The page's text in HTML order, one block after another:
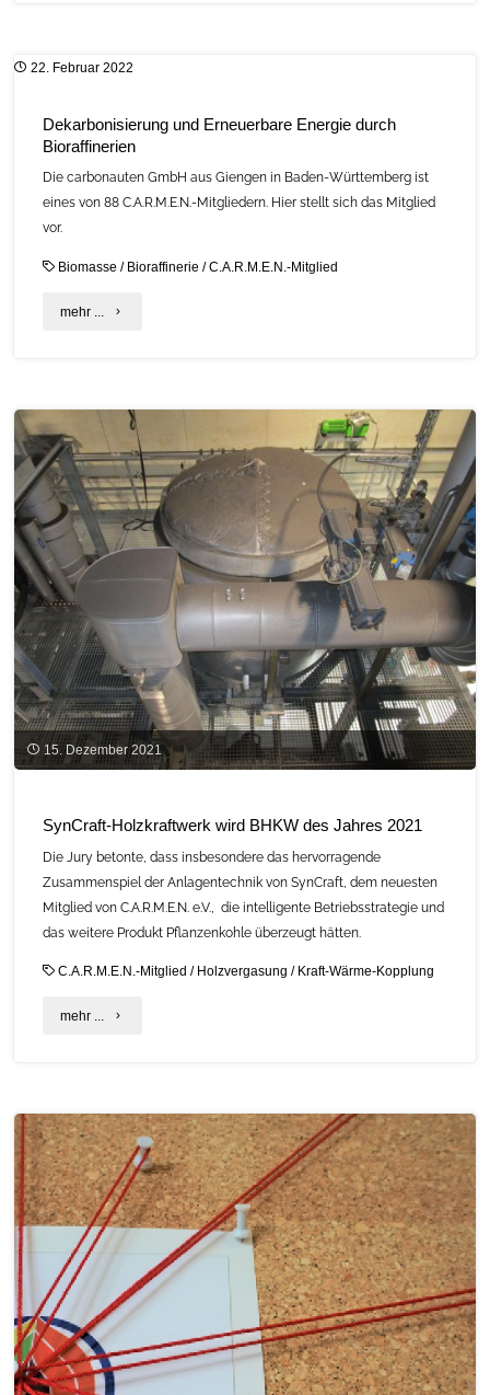
C.A.R.M.E.N.
22. Februar 2022
Dekarbonisierung und Erneuerbare Energie durch
Bioraffinerien
Die carbonauten GmbH aus Giengen in Baden-Württemberg ist
eines von 88 C.A.R.M.E.N.-Mitgliedern. Hier stellt sich das Mitglied
vor.
Biomasse / Bioraffinerie /C.A.R.M.E.N.-Mitglied
mehr ... "Dekarbonisierung
Energie
durch
Bioraffinerien"
15. Dezember 2021
SynCraft-Holzkraftwerk wird BHKW des Jahres 2021
Die Jury betonte, dass insbesondere das hervorragende
Zusammenspiel der Anlagentechnik von SynCraft, dem neuesten
Mitglied von C.A.R.M.E.N. e.V., die intelligente Betriebsstrategie und
das weitere Produkt Pflanzenkohle überzeugt hätten.
C.A.R.M.E.N.-Mitglied / Holzvergasung / Kraft-Wärme-Kopplung
mehr ... "SynCraft-
BHKW
des
Jahres